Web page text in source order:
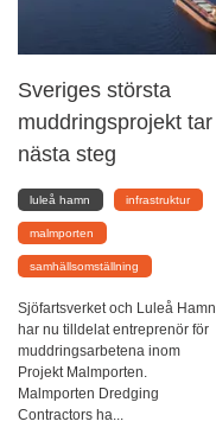
Sveriges största
muddringsprojekt tar
nästa steg
luleå hamn infrastruktur
malmporten
samhällsomställning
Sjöfartsverket och Luleå Hamn
har nu tilldelat entreprenör för
muddringsarbetena inom
Projekt Malmporten.
Malmporten Dredging
Contractors ha...